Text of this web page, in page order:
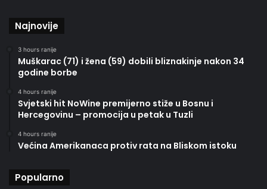
Najnovije
3 hours ranije
Muškarac (71) i žena (59) dobili bliznakinje nakon 34
godine borbe
4 hours ranije
Svjetski hit NoWine premijerno stiže u Bosnu i
Hercegovinu – promocija u petak u Tuzli
4 hours ranije
Većina Amerikanaca protiv rata na Bliskom istoku
Popularno